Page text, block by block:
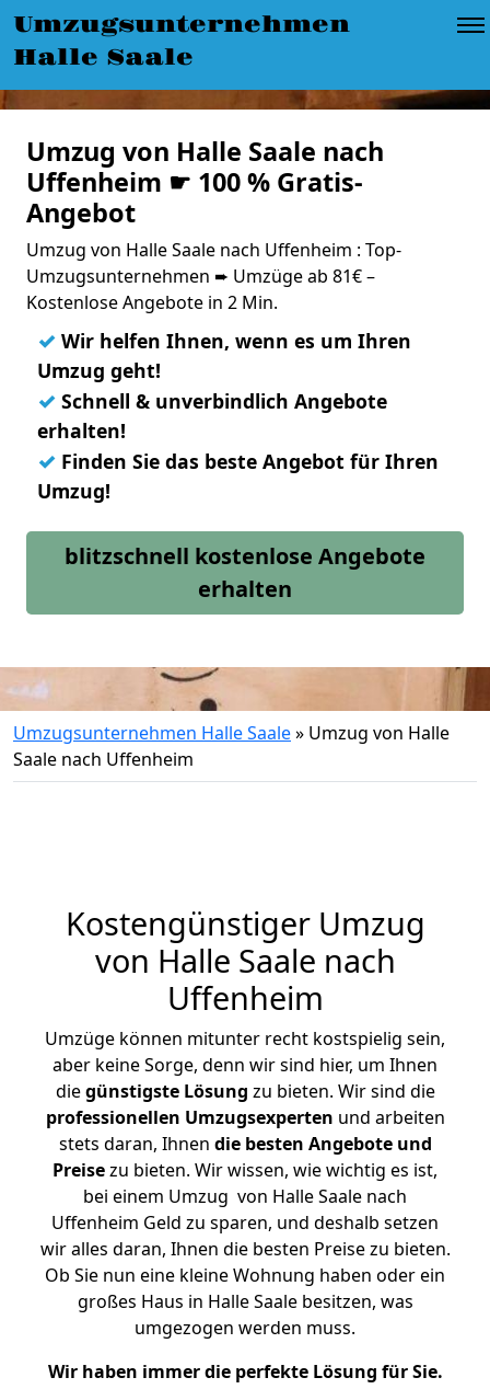
Umzugsunternehmen
Halle Saale
Umzug von Halle Saale nach
Uffenheim ☛ 100 % Gratis-
Angebot
Umzug von Halle Saale nach Uffenheim : Top-
Umzugsunternehmen ➨ Umzüge ab 81€ –
Kostenlose Angebote in 2 Min.
✓ Wir helfen Ihnen, wenn es um Ihren
Umzug geht!
✓ Schnell & unverbindlich Angebote
erhalten!
✓ Finden Sie das beste Angebot für Ihren
Umzug!
blitzschnell kostenlose Angebote
erhalten
Umzugsunternehmen Halle Saale» Umzug von Halle
Saale nach Uffenheim
Kostengünstiger Umzug
von Halle Saale nach
Uffenheim
Umzüge können mitunter recht kostspielig sein,
aber keine Sorge, denn wir sind hier, um Ihnen
diegünstigste Lösung zu bieten. Wir sind die
professionellen Umzugsexperten und arbeiten
stets daran, Ihnen die besten Angebote und
Preisezu bieten. Wir wissen, wie wichtig es ist,
bei einem Umzug von Halle Saale nach
Uffenheim Geld zu sparen, und deshalb setzen
wir alles daran, Ihnen die besten Preise zu bieten.
Ob Sie nun eine kleine Wohnung haben oder ein
großes Haus in Halle Saale besitzen, was
umgezogen werden muss.
Wir haben immer die perfekte Lösung für Sie.